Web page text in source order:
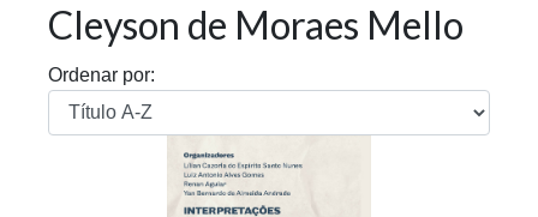
Cleyson de Moraes Mello
Ordenar por: